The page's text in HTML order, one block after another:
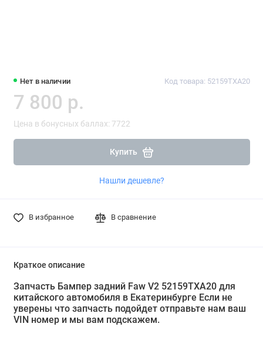
Нет в наличии Код товара: 52159TXA20
7 800 р.
Цена в бонусных баллах: 7722
Купить
Нашли дешевле?
В избранное В сравнение
Краткое описание
Запчасть Бампер задний Faw V2 52159TXA20 для
китайского автомобиля в Екатеринбурге Если не
уверены что запчасть подойдет отправьте нам ваш
VIN номер и мы вам подскажем.